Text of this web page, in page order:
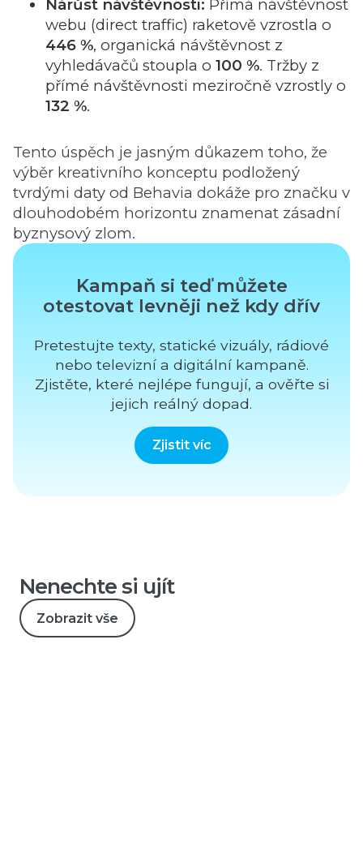
Nárůst návštěvnosti: Přímá návštěvnost
webu (direct traffic) raketově vzrostla o
446 %, organická návštěvnost z
vyhledávačů stoupla o 100 %. Tržby z
přímé návštěvnosti meziročně vzrostly o
132 %.
Tento úspěch je jasným důkazem toho, že
výběr kreativního konceptu podložený
tvrdými daty od Behavia dokáže pro značku v
dlouhodobém horizontu znamenat zásadní
byznysový zlom.
Kampaň si teď můžete
otestovat levněji než kdy dřív
Pretestujte texty, statické vizuály, rádiové
nebo televizní a digitální kampaně.
Zjistěte, které nejlépe fungují, a ověřte si
jejich reálný dopad.
Zjistit víc
Nenechte si ujít
Zobrazit vše